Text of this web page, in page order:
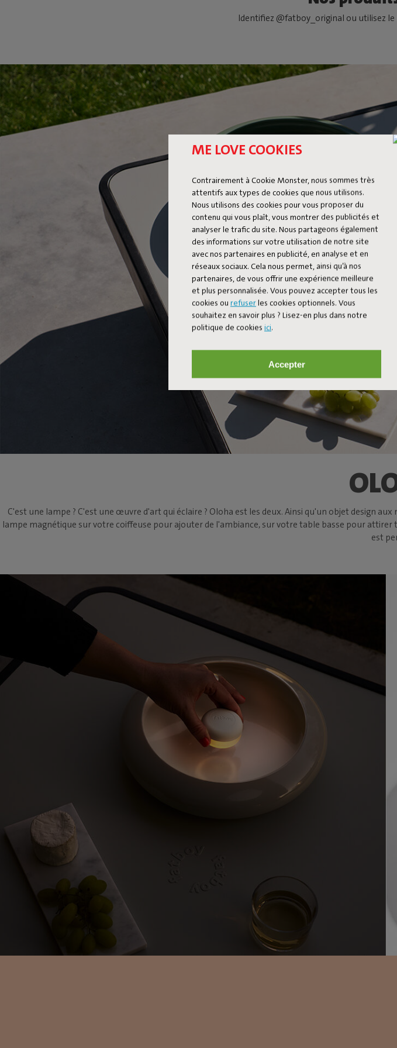
ME LOVE COOKIES
Contrairement à Cookie Monster, nous sommes très
attentifs aux types de cookies que nous utilisons.
Nous utilisons des cookies pour vous proposer du
contenu qui vous plaît, vous montrer des publicités et
analyser le trafic du site. Nous partageons également
des informations sur votre utilisation de notre site
avec nos partenaires en publicité, en analyse et en
réseaux sociaux. Cela nous permet, ainsi qu’à nos
partenaires, de vous offrir une expérience meilleure
et plus personnalisée. Vous pouvez accepter tous les
cookies ou refuserles cookies optionnels. Vous
souhaitez en savoir plus ? Lisez-en plus dans notre
politique de cookies ici.
Accepter
Identifiez @fatboy_original ou utilisez
C'est une lampe ? C'est une œuvre d'art qui éclaire ? Oloha est les deux. Ainsi qu'un objet design
lampe magnétique sur votre coiffeuse pour ajouter de l'ambiance, sur votre table basse pour
est